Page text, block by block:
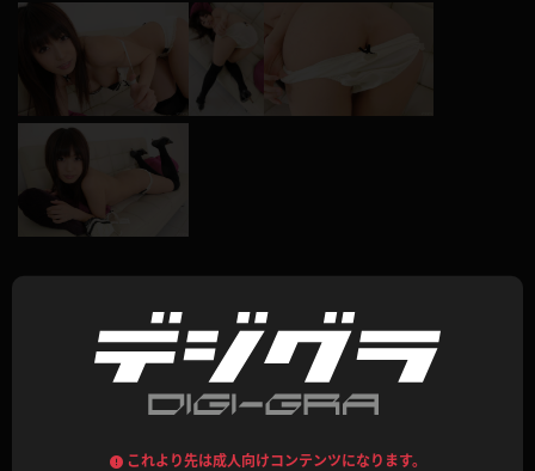
これより先は成人向けコンテンツになります。
平均評価：0.0 総評価数： 0